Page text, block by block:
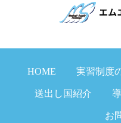
HOME 実習制度
送出し国紹介
お